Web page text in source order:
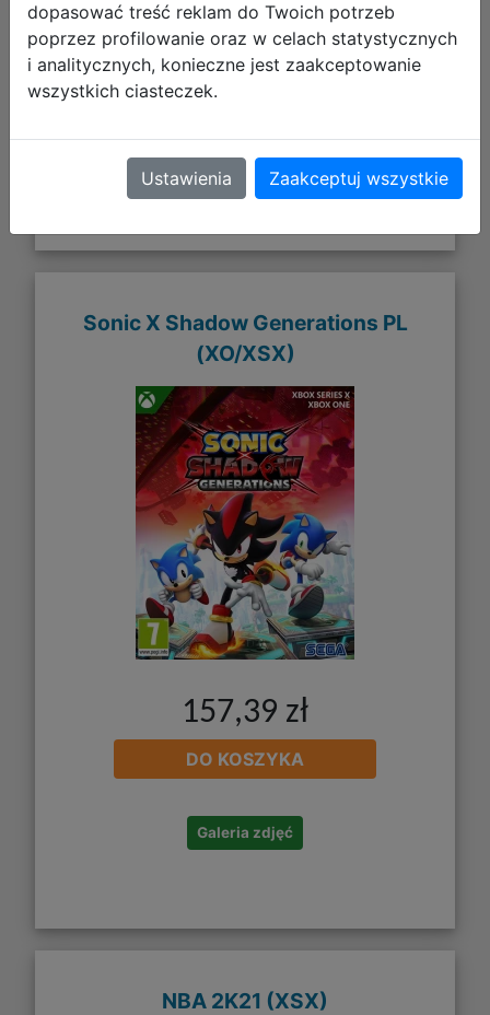
139,90 zł
DO KOSZYKA
Galeria zdjęć
Sonic X Shadow Generations PL
(XO/XSX)
157,39 zł
DO KOSZYKA
Galeria zdjęć
NBA 2K21 (XSX)
dopasować treść reklam do Twoich potrzeb
poprzez profilowanie oraz w celach statystycznych
i analitycznych, konieczne jest zaakceptowanie
wszystkich ciasteczek.
Ustawienia Zaakceptuj wszystkie